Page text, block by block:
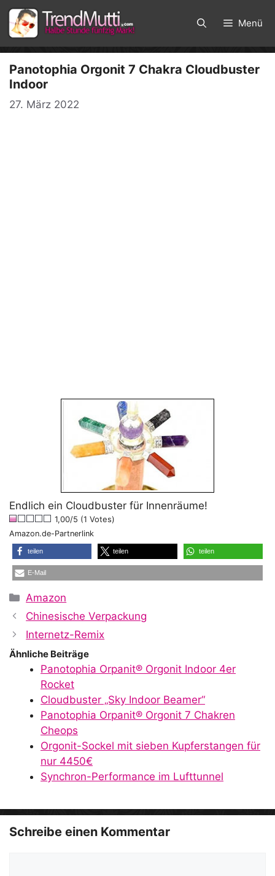
Zum
Inhalt
springen
Menü
Panotophia Orgonit 7 Chakra Cloudbuster
Indoor
27. März 2022
Endlich ein Cloudbuster für Innenräume!
1,00/5 (1 Votes)
Amazon.de-Partnerlink
teilen teilen teilen
E-Mail
Kategorien
Amazon
Chinesische Verpackung
Internetz-Remix
Ähnliche Beiträge
Panotophia Orpanit® Orgonit Indoor 4er
Rocket
Cloudbuster „Sky Indoor Beamer“
Panotophia Orpanit® Orgonit 7 Chakren
Cheops
Orgonit-Sockel mit sieben Kupferstangen für
nur 4450€
Synchron-Performance im Lufttunnel
Schreibe einen Kommentar